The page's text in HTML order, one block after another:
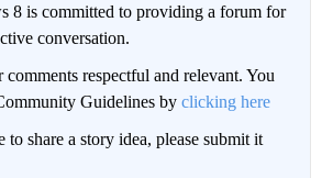
8 is committed to providing a forum for
conversation.
comments respectful and relevant. You
Guidelines by clicking here
share a story idea, please submit it